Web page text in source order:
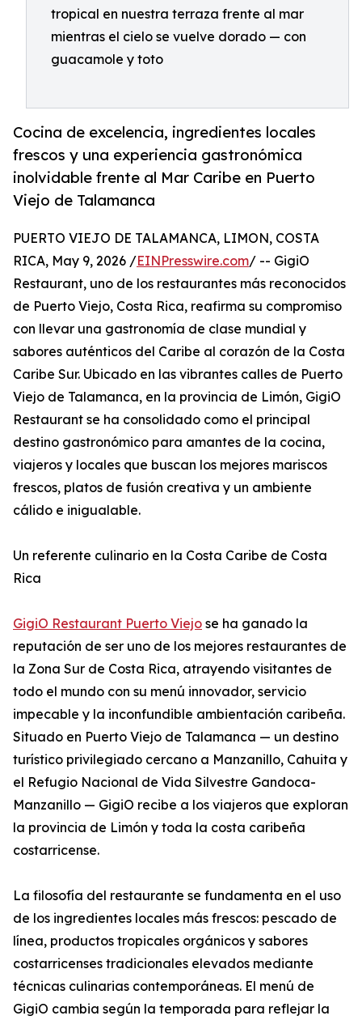
tropical en nuestra terraza frente al mar
mientras el cielo se vuelve dorado — con
guacamole y toto
Cocina de excelencia, ingredientes locales
frescos y una experiencia gastronómica
inolvidable frente al Mar Caribe en Puerto
Viejo de Talamanca
PUERTO VIEJO DE TALAMANCA, LIMON, COSTA
RICA, May 9, 2026 /EINPresswire.com/ -- GigiO
Restaurant, uno de los restaurantes más reconocidos
de Puerto Viejo, Costa Rica, reafirma su compromiso
con llevar una gastronomía de clase mundial y
sabores auténticos del Caribe al corazón de la Costa
Caribe Sur. Ubicado en las vibrantes calles de Puerto
Viejo de Talamanca, en la provincia de Limón, GigiO
Restaurant se ha consolidado como el principal
destino gastronómico para amantes de la cocina,
viajeros y locales que buscan los mejores mariscos
frescos, platos de fusión creativa y un ambiente
cálido e inigualable.
Un referente culinario en la Costa Caribe de Costa
Rica
GigiO Restaurant Puerto Viejo se ha ganado la
reputación de ser uno de los mejores restaurantes de
la Zona Sur de Costa Rica, atrayendo visitantes de
todo el mundo con su menú innovador, servicio
impecable y la inconfundible ambientación caribeña.
Situado en Puerto Viejo de Talamanca — un destino
turístico privilegiado cercano a Manzanillo, Cahuita y
el Refugio Nacional de Vida Silvestre Gandoca-
Manzanillo — GigiO recibe a los viajeros que exploran
la provincia de Limón y toda la costa caribeña
costarricense.
La filosofía del restaurante se fundamenta en el uso
de los ingredientes locales más frescos: pescado de
línea, productos tropicales orgánicos y sabores
costarricenses tradicionales elevados mediante
técnicas culinarias contemporáneas. El menú de
GigiO cambia según la temporada para reflejar la